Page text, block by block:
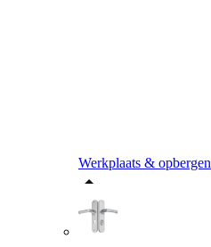
Werkplaats & opbergen